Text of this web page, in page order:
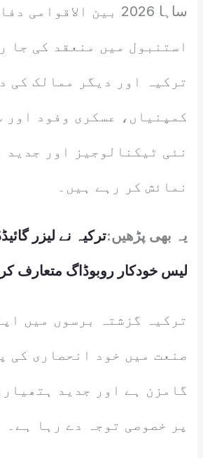
ساہا 2026 بین
استنبول میں منعقد کی جا
ترکیہ اور دیگر ممالک کی
کمپنیاں، عسکری وفود اور
نئی ٹیکنالوجیز اور جدید
نمائش کر رہے ہیں۔
یہ بھی پڑھیں:ترکیہ نے لیزر
لیس خودکار روبوڈاگ متعارف
ترکیہ گزشتہ برسوں میں
صنعت میں خود انحصاری کی
گامزن ہے اور جدید
پر خصوصی توجہ دے رہا ہے۔